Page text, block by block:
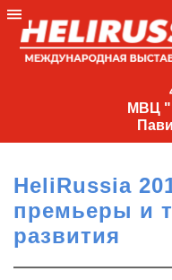
МВЦ
4-
МВЦ
Экспо"
Павильон
2,
зал
HeliRussia
премьеры и
развития